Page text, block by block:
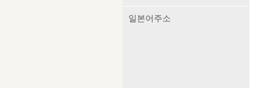
일본어주소